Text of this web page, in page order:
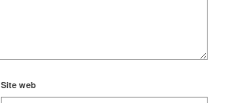
Site web